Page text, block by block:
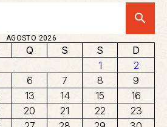
search
AGOSTO 2026
Q S S
D
1
2
6 7 8
9
13 14 15
16
20 21 22
23